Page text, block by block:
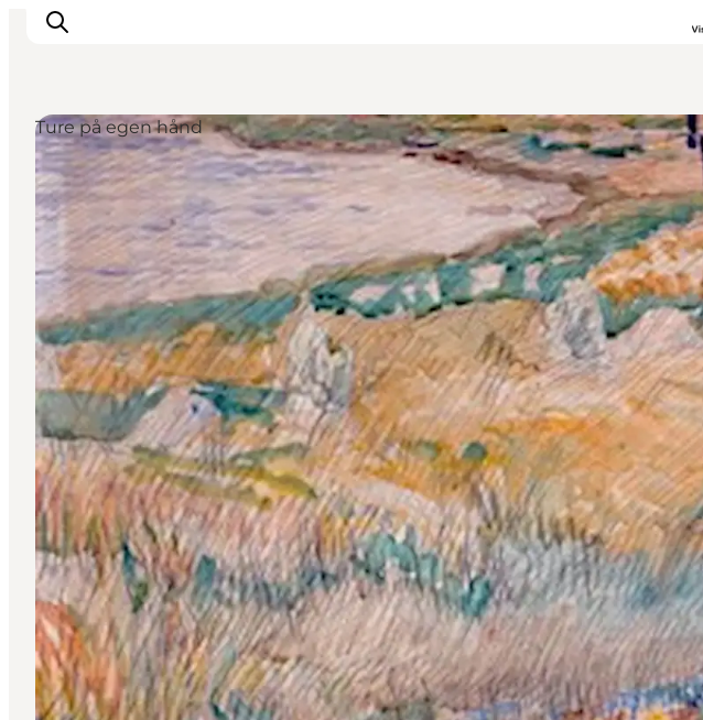
Oplevelser
Aktiviteter
Spis godt
Sov godt
Planlæg din ferie
Det sker
Sommerbus
Ture på egen hånd